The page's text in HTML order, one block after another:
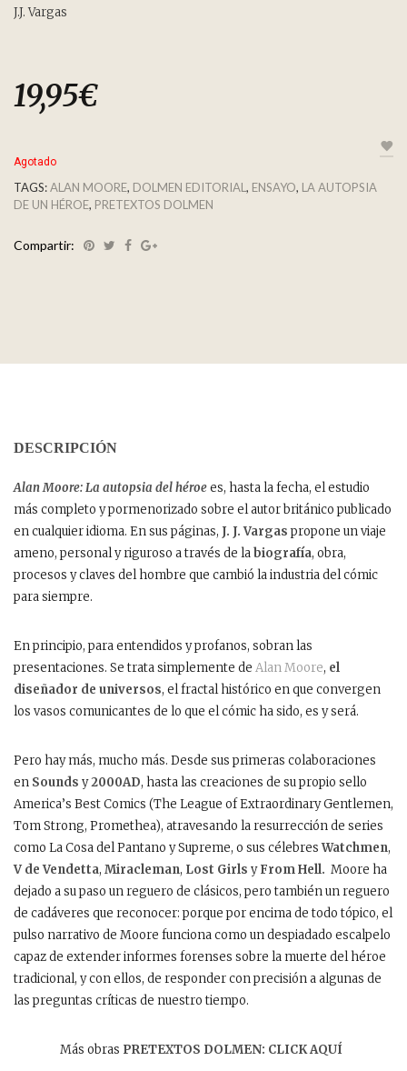
J.J. Vargas
19,95€
Agotado
TAGS:ALAN MOORE, DOLMEN EDITORIAL , ENSAYO, LA AUTOPSIA
DE UN HÉROE, PRETEXTOS DOLMEN
Compartir:
DESCRIPCIÓN
Alan Moore: La autopsia del héroees, hasta la fecha, el estudio
más completo y pormenorizado sobre el autor británico publicado
en cualquier idioma. En sus páginas, J. J. Vargaspropone un viaje
ameno, personal y riguroso a través de labiografía, obra,
procesos y claves del hombre que cambió la industria del cómic
para siempre.
En principio, para entendidos y profanos, sobran las
presentaciones. Se trata simplemente de Alan Moore, el
diseñador de universos, el fractal histórico en que convergen
los vasos comunicantes de lo que el cómic ha sido, es y será.
Pero hay más, mucho más. Desde sus primeras colaboraciones
en Sounds y2000AD, hasta las creaciones de su propio sello
America’s Best Comics (The League of Extraordinary Gentlemen,
Tom Strong, Promethea), atravesando la resurrección de series
como La Cosa del Pantano y Supreme, o sus célebresWatchmen,
V de Vendetta, Miracleman, Lost Girls yFrom Hell. Moore ha
dejado a su paso un reguero de clásicos, pero también un reguero
de cadáveres que reconocer: porque por encima de todo tópico, el
pulso narrativo de Moore funciona como un despiadado escalpelo
capaz de extender informes forenses sobre la muerte del héroe
tradicional, y con ellos, de responder con precisión a algunas de
las preguntas críticas de nuestro tiempo.
Más obras PRETEXTOS DOLMEN: CLICK AQUÍ